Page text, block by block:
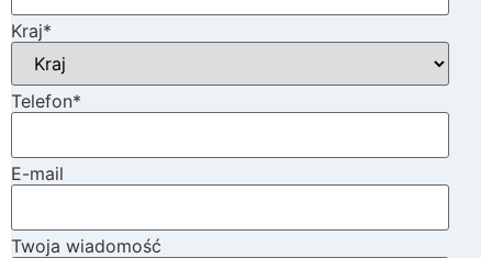
Kraj*
Telefon*
E-mail
Twoja wiadomość